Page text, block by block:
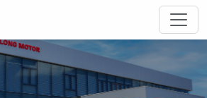
切换